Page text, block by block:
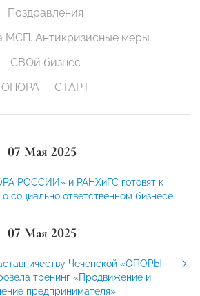
Поздравления
МСП. Антикризисные меры
СВОй бизнес
ОПОРА — СТАРТ
07 Мая 2025
РОССИИ» и РАНХиГС готовят к
социально ответственном бизнесе
07 Мая 2025
Чеченской «ОПОРЫ
тренинг «Продвижение и
предпринимателя»